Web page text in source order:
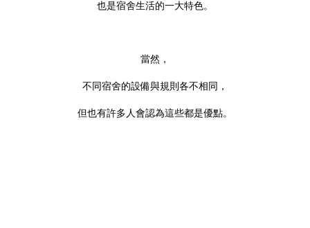
也是宿舍生活的一大特色。
當然，
不同宿舍的設備與規則各不相同，
但也有許多人會認為這些都是優點。